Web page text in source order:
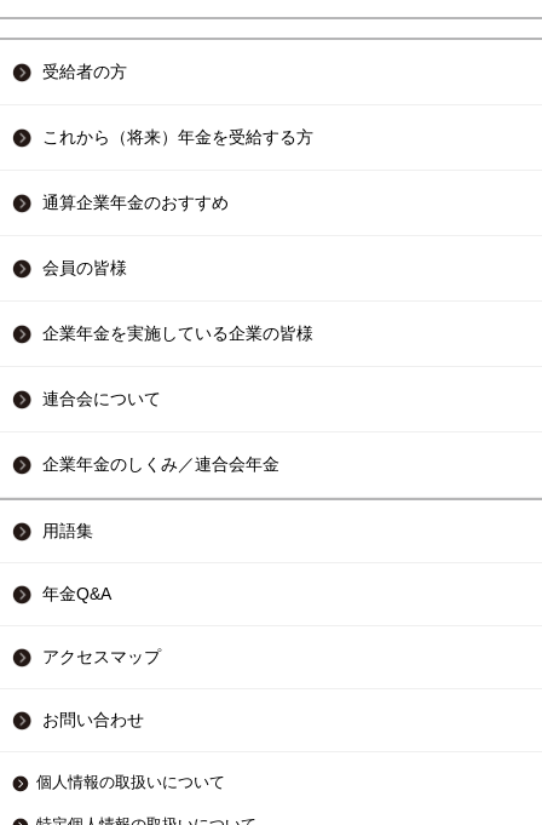
受給者の方
これから（将来）年金を受給する方
通算企業年金のおすすめ
会員の皆様
企業年金を実施している企業の皆様
連合会について
企業年金のしくみ／連合会年金
用語集
年金Q&A
アクセスマップ
お問い合わせ
個人情報の取扱いについて